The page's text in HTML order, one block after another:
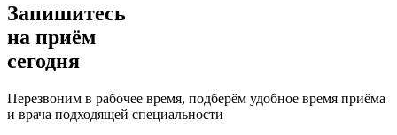
Запишитесь
на приём
сегодня
Перезвоним в рабочее время, подберём удобное время приёма
и врача подходящей специальности